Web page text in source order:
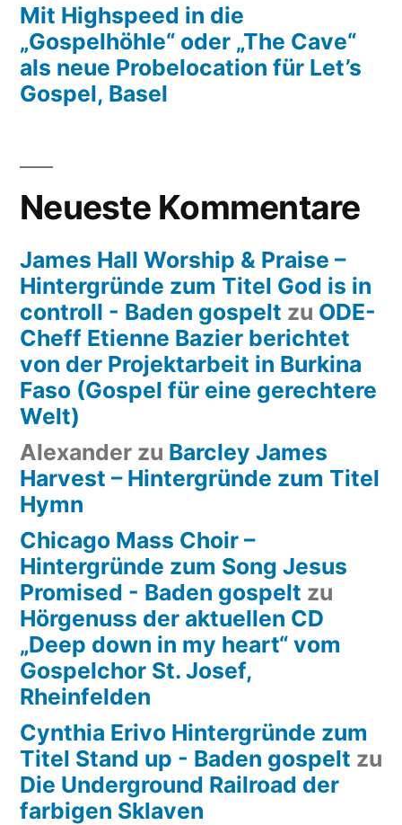
Mit Highspeed in die
„Gospelhöhle“ oder „The Cave“
als neue Probelocation für Let’s
Gospel, Basel
Neueste Kommentare
James Hall Worship & Praise –
Hintergründe zum Titel God is in
controll - Baden gospelt zu ODE-
Cheff Etienne Bazier berichtet
von der Projektarbeit in Burkina
Faso (Gospel für eine gerechtere
Welt)
Alexander zu Barcley James
Harvest – Hintergründe zum Titel
Hymn
Chicago Mass Choir –
Hintergründe zum Song Jesus
Promised - Baden gospelt zu
Hörgenuss der aktuellen CD
„Deep down in my heart“ vom
Gospelchor St. Josef,
Rheinfelden
Cynthia Erivo Hintergründe zum
Titel Stand up - Baden gospelt zu
Die Underground Railroad der
farbigen Sklaven